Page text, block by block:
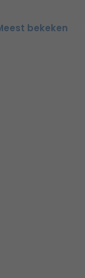
bekeken